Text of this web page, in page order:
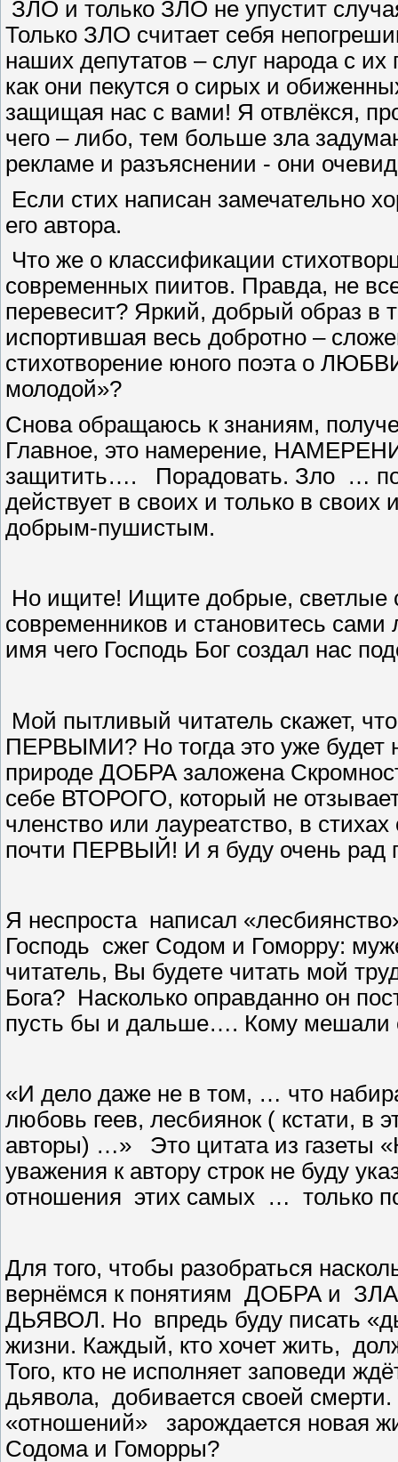
ЗЛО и только ЗЛО не упустит
Только ЗЛО считает себя
наших депутатов – слуг народа с
как они пекутся о сирых и
защищая нас с вами! Я отвлёкся,
чего – либо, тем больше зла
рекламе и разъяснении - они
Если стих написан замечательно
его автора.
Что же о классификации
современных пиитов. Правда, не
перевесит? Яркий, добрый образ в
испортившая весь добротно –
стихотворение юного поэта о
молодой»?
Снова обращаюсь к знаниям,
Главное, это намерение,
защитить….
Порадовать. Зло
…
действует в своих и только в своих
добрым-пушистым.
Но ищите! Ищите добрые, светлые
современников и становитесь
имя чего Господь Бог создал нас
Мой пытливый читатель скажет,
ПЕРВЫМИ? Но тогда это уже
природе ДОБРА заложена
себе ВТОРОГО, который не
членство или лауреатство, в
почти ПЕРВЫЙ! И я буду очень рад
Я неспроста написал
Господь сжег Содом и Гоморру:
читатель, Вы будете читать мой
Бога? Насколько оправданно он
пусть бы и дальше…. Кому мешали
«И дело даже не в том, … что
любовь геев, лесбиянок ( кстати,
авторы) …»
Это цитата из газеты
уважения к автору строк не буду
отношения этих самых … только
Для того, чтобы разобраться
вернёмся к понятиям ДОБРА и
ДЬЯВОЛ. Но впредь буду писать
жизни. Каждый, кто хочет жить,
Того, кто не исполняет заповеди
дьявола, добивается своей смерти.
«отношений»
зарождается новая
Содома и Гоморры?